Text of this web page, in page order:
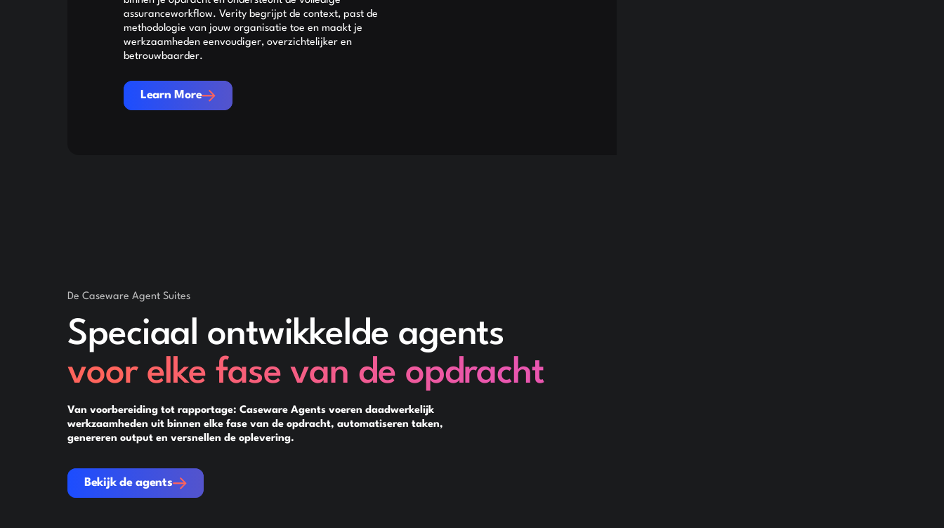
assuranceworkflow. Verity begrijpt de context, past de
methodologie van jouw organisatie toe en maakt je
werkzaamheden eenvoudiger, overzichtelijker en
betrouwbaarder.
Learn More
Learn More
De Caseware Agent Suites
Speciaal ontwikkelde agents
voor elke fase van de opdracht
Van voorbereiding tot rapportage: Caseware Agents voeren daadwerkelijk
werkzaamheden uit binnen elke fase van de opdracht, automatiseren taken,
genereren output en versnellen de oplevering.
Bekijk de agents
Bekijk de agents